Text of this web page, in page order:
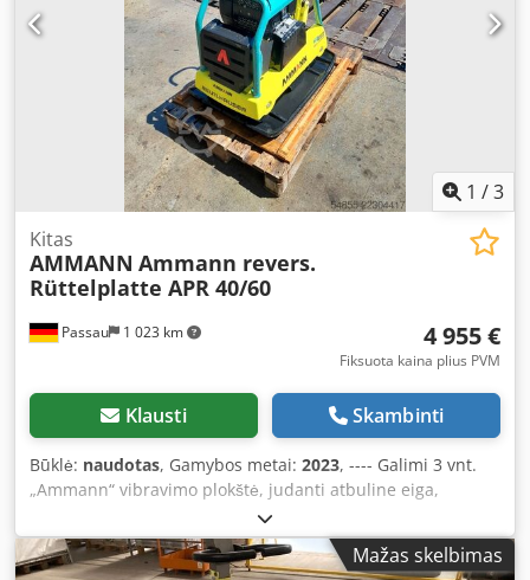
Tkefx Aklsck Maksimali išcentrinė jėga: 50 kN Didžiausias
įveikiamas nuolydis: 36 % Amplitudė: 1,7 mm
1 /3
Passau 1 023 km
Kitas
AMMANN Ammann revers.
Rüttelplatte APR 40/60
4 955 €
Fiksuota kaina plius PVM
Klausti Skambinti
Būklė: naudotas, Gamybos metai: 2023, ---- Galimi 3 vnt.
„Ammann“ vibravimo plokštė, judanti atbuline eiga,
modelis APR 40/60. Įranga: 100563147 Pagaminimo metai:
2023 Dedpozkzzbofx Akljck „Ammann“ vibravimo plokštė,
judanti atbuline eiga, modelis APR 40/60. Įranga:Mažas skelbimas